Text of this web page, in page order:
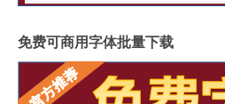
免费可商用字体批量下载